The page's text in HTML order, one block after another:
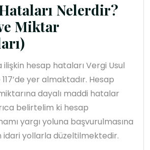
Nelerdir?
Miktar
hesap hataları Vergi Usul
yer almaktadır. Hesap
dayalı maddi hatalar
belirtelim ki hesap
yargı yoluna başvurulmasına
yollarla düzeltilmektedir.